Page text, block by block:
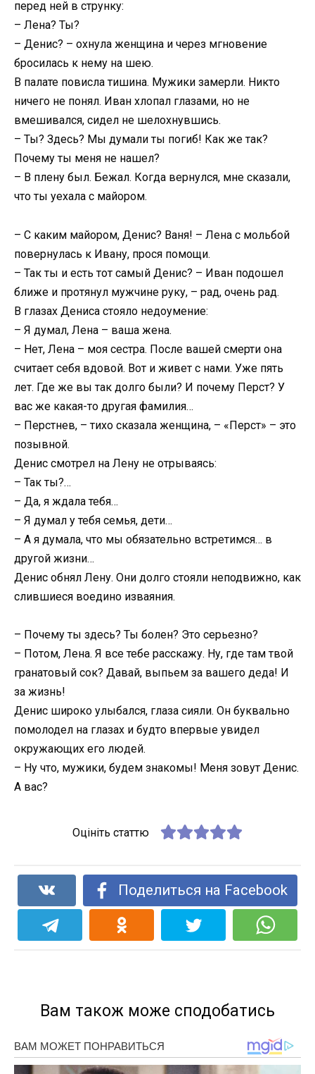
перед ней в струнку:
– Лена? Ты?
– Денис? – охнула женщина и через мгновение
бросилась к нему на шею.
В палате повисла тишина. Мужики замерли. Никто
ничего не понял. Иван хлопал глазами, но не
вмешивался, сидел не шелохнувшись.
– Ты? Здесь? Мы думали ты погиб! Как же так?
Почему ты меня не нашел?
– В плену был. Бежал. Когда вернулся, мне сказали,
что ты уехала с майором.
– С каким майором, Денис? Ваня! – Лена с мольбой
повернулась к Ивану, прося помощи.
– Так ты и есть тот самый Денис? – Иван подошел
ближе и протянул мужчине руку, – рад, очень рад.
В глазах Дениса стояло недоумение:
– Я думал, Лена – ваша жена.
– Нет, Лена – моя сестра. После вашей смерти она
считает себя вдовой. Вот и живет с нами. Уже пять
лет. Где же вы так долго были? И почему Перст? У
вас же какая-то другая фамилия…
– Перстнев, – тихо сказала женщина, – «Перст» – это
позывной.
Денис смотрел на Лену не отрываясь:
– Так ты?…
– Да, я ждала тебя…
– Я думал у тебя семья, дети…
– А я думала, что мы обязательно встретимся… в
другой жизни…
Денис обнял Лену. Они долго стояли неподвижно, как
слившиеся воедино изваяния.
– Почему ты здесь? Ты болен? Это серьезно?
– Потом, Лена. Я все тебе расскажу. Ну, где там твой
гранатовый сок? Давай, выпьем за вашего деда! И
за жизнь!
Денис широко улыбался, глаза сияли. Он буквально
помолодел на глазах и будто впервые увидел
окружающих его людей.
– Ну что, мужики, будем знакомы! Меня зовут Денис.
А вас?
Оцініть статтю
Поделиться на Facebook
Вам також може сподобатись